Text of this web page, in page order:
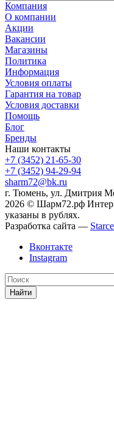
Компания
О компании
Акции
Вакансии
Магазины
Политика
Информация
Условия оплаты
Гарантия на товар
Условия доставки
Помощь
Блог
Бренды
Наши контакты
+7 (3452) 21-65-30
+7 (3452) 94-29-94
sharm72@bk.ru
г. Тюмень, ул. Дмитрия
2026 © Шарм72.рф
указаны в рублях.
Разработка сайта —
Вконтакте
Instagram
Найти